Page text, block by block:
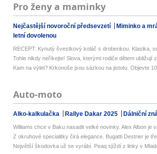
Pro ženy a maminky
Nejčastější novoroční předsevzetí Miminko a
letní dovolenou
RECEPT: Kynutý švestkový koláč s drobenkou. Klasika,
Tohle nikdy neříkejte! Slova, kterými rodiče dětem ubližují
Kam na výlet? Krkonoše jsou sázkou na jistotu. Objevte 10
Auto-moto
Alko-kalkulačka Rallye Dakar 2025 Dálniční
Williams chce v Baku nasadit velké novinky. Alex Albon je
Z okruhové specialitky čirá elegance. Bugatti Destrier je
Největší škodovka už se vyrábí. Peaq sjíždí z linky v